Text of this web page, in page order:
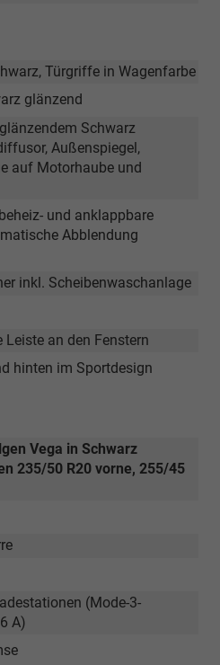
Türgriffe in Wagenfarbe
glänzend
Schwarz
Außenspiegel,
auf Motorhaube und
und anklappbare
Abblendung
inkl. Scheibenwaschanlage
an den Fenstern
hinten im Sportdesign
Vega in Schwarz
235/50 R20 vorne, 255/45
(Mode-3-
A)